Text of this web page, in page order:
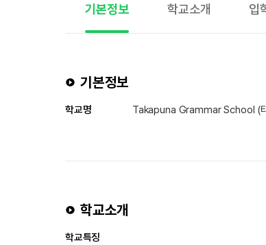
기본정보 학교소개 입
기본정보
학교명 Takapuna Grammar School (
학교소개
학교특징